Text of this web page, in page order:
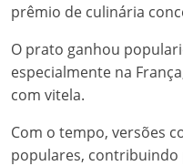
prêmio de culinária
O prato ganhou
especialmente na
com vitela.
Com o tempo, versões
populares, contribuindo